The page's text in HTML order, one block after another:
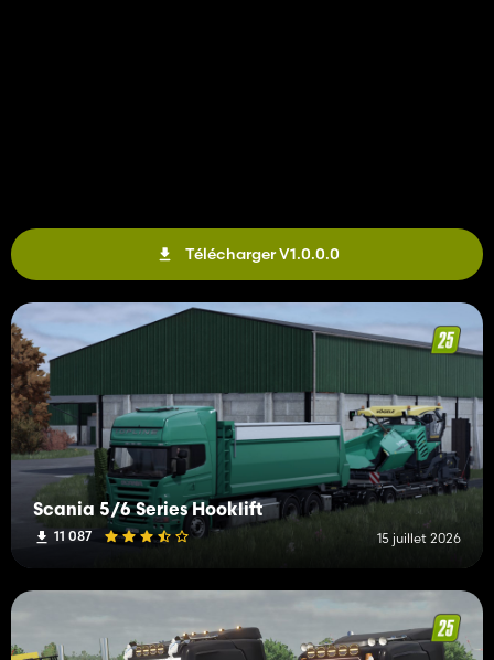
Télécharger V1.0.0.0
Scania 5/6 Series Hooklift
11 087 15 juillet 2026